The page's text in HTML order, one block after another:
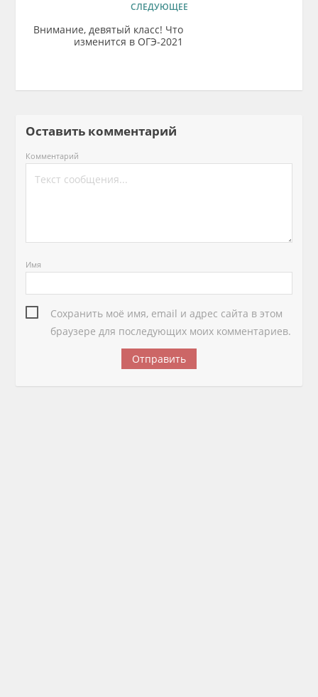
СЛЕДУЮЩЕЕ
Внимание, девятый класс! Что
изменится в ОГЭ-2021
Оставить комментарий
Комментарий
Имя
Сохранить моё имя, email и адрес сайта в этом
браузере для последующих моих комментариев.